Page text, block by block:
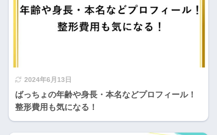
2024年6月13日
ばっちょの年齢や身長・本名などプロフィール！
整形費用も気になる！